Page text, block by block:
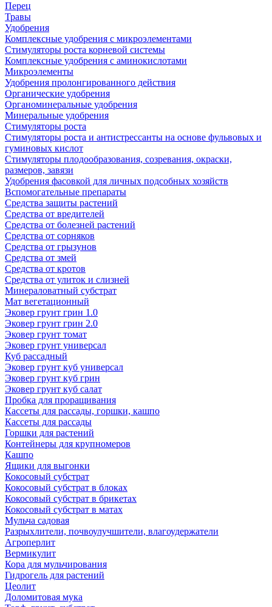
Перец
Травы
Удобрения
Комплексные удобрения с микроэлементами
Стимуляторы роста корневой системы
Комплексные удобрения с аминокислотами
Микроэлементы
Удобрения пролонгированного действия
Органические удобрения
Органоминеральные удобрения
Минеральные удобрения
Стимуляторы роста
Стимуляторы роста и антистрессанты на основе фульвовых и
гуминовых кислот
Стимуляторы плодообразования, созревания, окраски,
размеров, завязи
Удобрения фасовкой для личных подсобных хозяйств
Вспомогательные препараты
Средства защиты растений
Средства от вредителей
Средства от болезней растений
Средства от сорняков
Средства от грызунов
Средства от змей
Средства от кротов
Средства от улиток и слизней
Минераловатный субстрат
Мат вегетационный
Эковер грунт грин 1.0
Эковер грунт грин 2.0
Эковер грунт томат
Эковер грунт универсал
Куб рассадный
Эковер грунт куб универсал
Эковер грунт куб грин
Эковер грунт куб салат
Пробка для проращивания
Кассеты для рассады, горшки, кашпо
Кассеты для рассады
Горшки для растений
Контейнеры для крупномеров
Кашпо
Ящики для выгонки
Кокосовый субстрат
Кокосовый субстрат в блоках
Кокосовый субстрат в брикетах
Кокосовый субстрат в матах
Мульча садовая
Разрыхлители, почвоулучшители, влагоудержатели
Агроперлит
Вермикулит
Кора для мульчирования
Гидрогель для растений
Цеолит
Доломитовая мука